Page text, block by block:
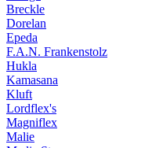
Breckle
Dorelan
Epeda
F.A.N. Frankenstolz
Hukla
Kamasana
Kluft
Lordflex's
Magniflex
Malie